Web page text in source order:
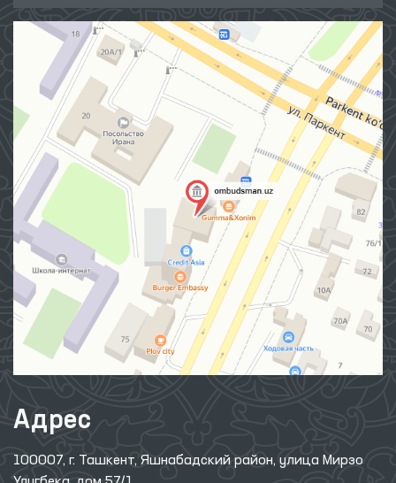
Адрес
100007, г. Ташкент, Яшнабадский район, улица Мирзо